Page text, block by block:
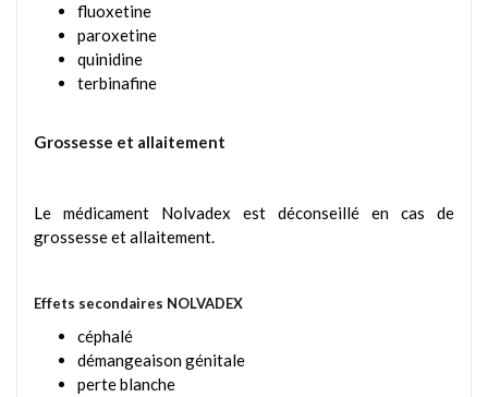
fluoxetine
paroxetine
quinidine
terbinafine
Grossesse et allaitement
Le médicament Nolvadex est déconseillé en cas de
grossesse et allaitement.
Effets secondaires NOLVADEX
céphalé
démangeaison génitale
perte blanche